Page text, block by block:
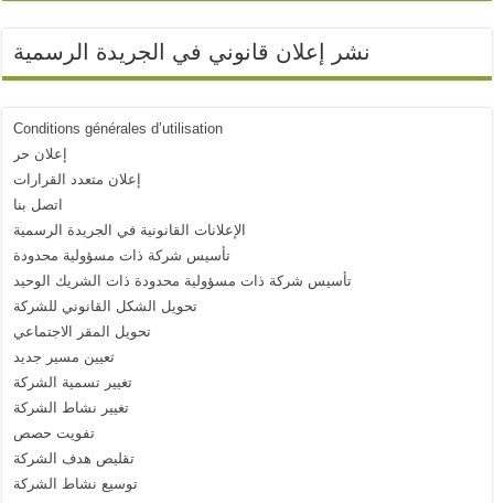
نشر إعلان قانوني في الجريدة الرسمية
Conditions générales d’utilisation
إعلان حر
إعلان متعدد القرارات
اتصل بنا
الإعلانات القانونية في الجريدة الرسمية
تأسيس شركة ذات مسؤولية محدودة
تأسيس شركة ذات مسؤولية محدودة ذات الشريك الوحيد
تحويل الشكل القانوني للشركة
تحويل المقر الاجتماعي
تعيين مسير جديد
تغيير تسمية الشركة
تغيير نشاط الشركة
تفويت حصص
تقليص هدف الشركة
توسيع نشاط الشركة